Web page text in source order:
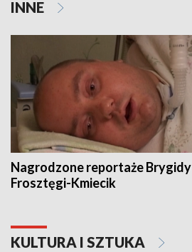
INNE
Nagrodzone reportaże Brygidy
Frosztęgi-Kmiecik
KULTURA I SZTUKA